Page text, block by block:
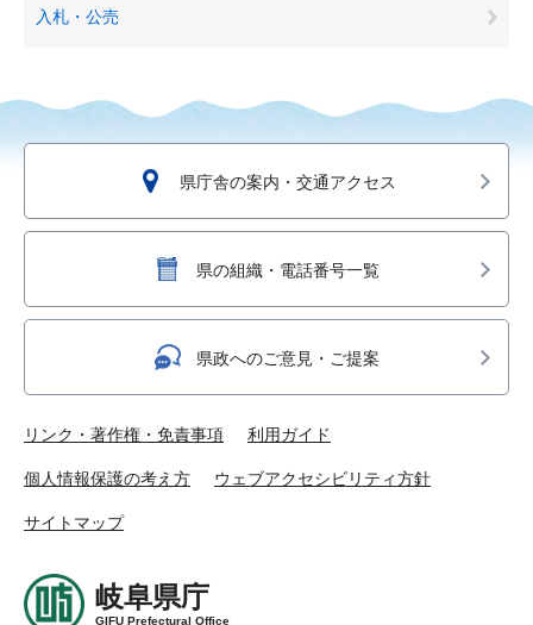
入札・公売
県庁舎の案内・交通アクセス
県の組織・電話番号一覧
県政へのご意見・ご提案
リンク・著作権・免責事項 利用ガイド
個人情報保護の考え方 ウェブアクセシビリティ方針
サイトマップ
岐阜県庁
GIFU Prefectural Office